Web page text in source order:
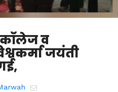
व
जयंती